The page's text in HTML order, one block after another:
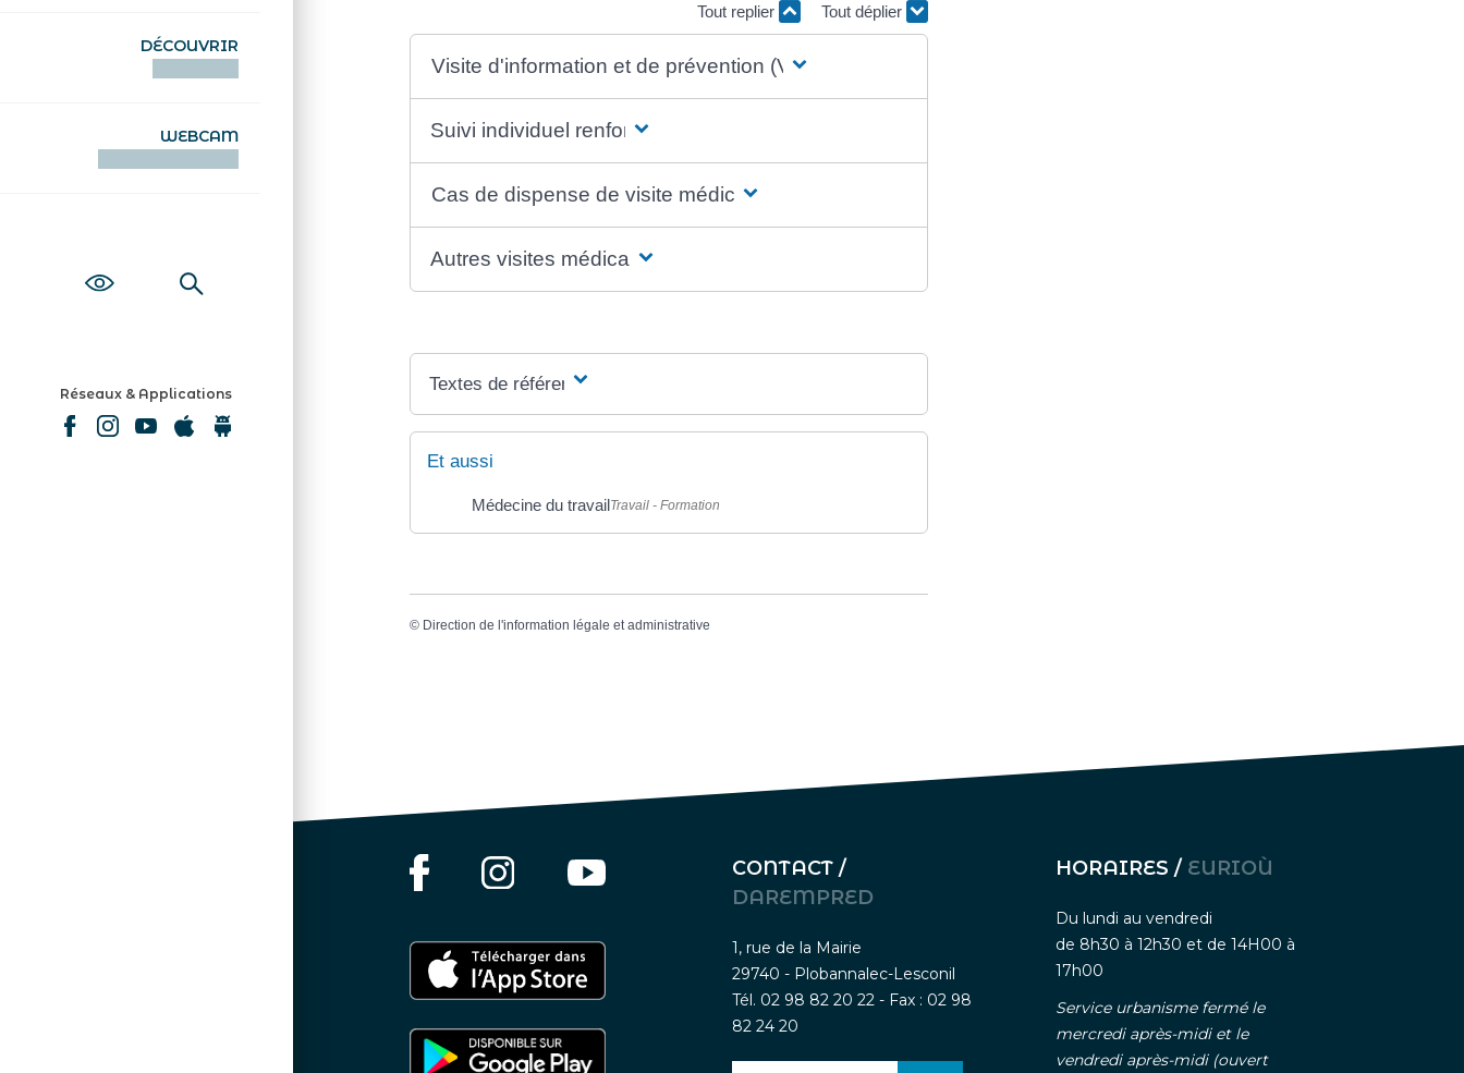
DÉCOUVRIR
WEBCAM
Réseaux & Applications
Tout replier Tout déplier
Visite d'information et de prévention (Vip)
Suivi individuel renforcé
Cas de dispense de visite médicale
Autres visites médicales
Textes de référence
Et aussi
Médecine du travailTravail - Formation
© Direction de l'information légale et administrative
CONTACT /
DAREMPRED
1, rue de la Mairie
29740 - Plobannalec-Lesconil
Tél. 02 98 82 20 22 - Fax : 02 98
82 24 20
HORAIRES / EURIOÙ
Du lundi au vendredi
de 8h30 à 12h30 et de 14H00 à
17h00
Service urbanisme fermé le
mercredi après-midi et le
vendredi après-midi (ouvert